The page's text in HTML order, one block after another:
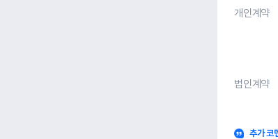
개인계약
법인계약
추가 코